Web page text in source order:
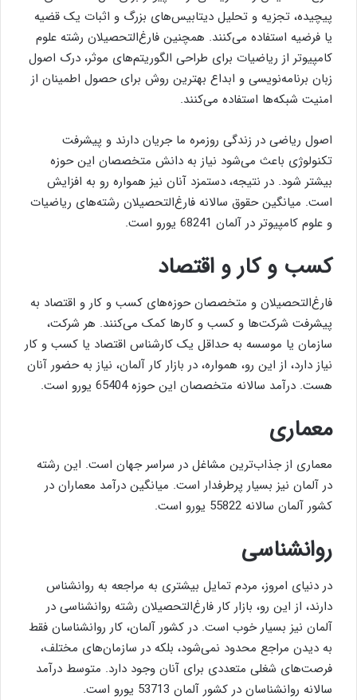
پیچیده، تجزیه و تحلیل دیتابیس‌های بزرگ و اثبات یک قضیه
یا فرضیه استفاده می‌کنند. همچنین فارغ‌التحصیلان رشته علوم
کامپیوتر از ریاضیات برای طراحی الگوریتم‌های موثر، درک اصول
زبان برنامه‌نویسی و ابداع بهترین روش برای حصول اطمینان از
امنیت شبکه‌ها استفاده می‌کنند.
اصول ریاضی در زندگی روزمره ما جریان دارند و پیشرفت
تکنولوژی باعث می‌شود نیاز به دانش متخصصان این حوزه
بیشتر شود. در نتیجه، دستمزد آنان نیز همواره رو به افزایش
است. میانگین حقوق سالانه فارغ‌التحصیلان رشته‌های ریاضیات
و علوم کامپیوتر در آلمان 68241 یورو است.
کسب و کار و اقتصاد
فارغ‌التحصیلان و متخصصان حوزه‌های کسب و کار و اقتصاد به
پیشرفت شرکت‌ها و کسب و کارها کمک می‌کنند. هر شرکت،
سازمان یا موسسه به حداقل یک کارشناس اقتصاد یا کسب و کار
نیاز دارد، از این رو، همواره، در بازار کار آلمان، نیاز به حضور آنان
هست. درآمد سالانه متخصصان این حوزه 65404 یورو است.
معماری
معماری از جذاب‌ترین مشاغل در سراسر جهان است. این رشته
در آلمان نیز بسیار پرطرفدار است. میانگین درآمد معماران در
کشور آلمان سالانه 55822 یورو است.
روانشناسی
در دنیای امروز، مردم تمایل بیشتری به مراجعه به روانشناس
دارند، از این رو، بازار کار فارغ‌التحصیلان رشته روانشناسی در
آلمان نیز بسیار خوب است. در کشور آلمان، کار روانشناسان فقط
به دیدن مراجع محدود نمی‌شود، بلکه در سازمان‌های مختلف،
فرصت‌های شغلی متعددی برای آنان وجود دارد. متوسط درآمد
سالانه روانشناسان در کشور آلمان 53713 یورو است.